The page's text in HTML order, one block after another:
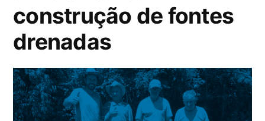
construção de fontes
drenadas